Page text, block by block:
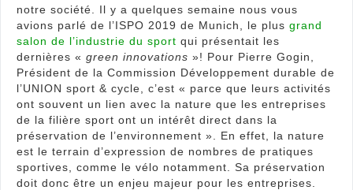
notre société. Il y a quelques semaine nous vous
avions parlé de l’ISPO 2019 de Munich, le plus grand
salon de l’industrie du sport qui présentait les
dernières « green innovations »! Pour Pierre Gogin,
Président de la Commission Développement durable de
l’UNION sport & cycle, c’est « parce que leurs activités
ont souvent un lien avec la nature que les entreprises
de la filière sport ont un intérêt direct dans la
préservation de l’environnement ». En effet, la nature
est le terrain d’expression de nombres de pratiques
sportives, comme le vélo notamment. Sa préservation
doit donc être un enjeu majeur pour les entreprises.